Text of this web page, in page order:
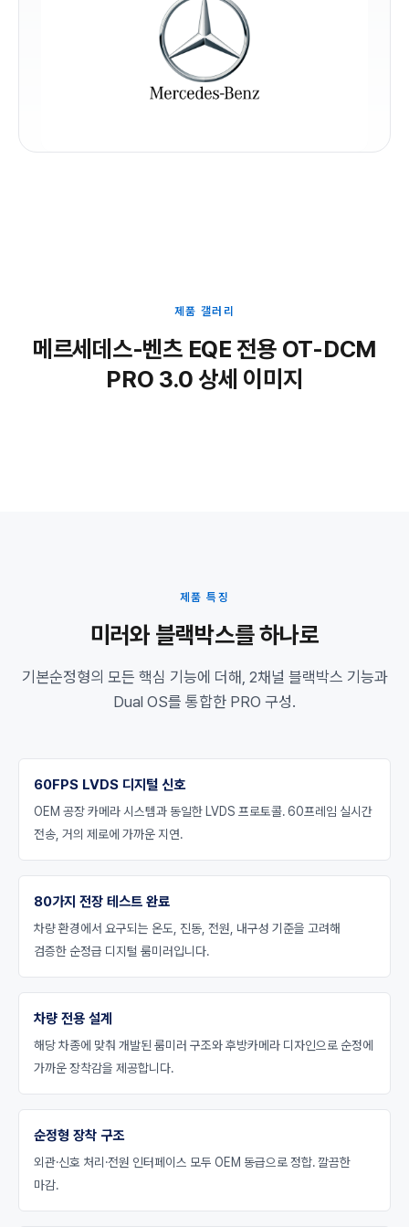
제품 갤러리
메르세데스-벤츠 EQE 전용 OT-DCM
PRO 3.0 상세 이미지
제품 특징
미러와 블랙박스를 하나로
기본순정형의 모든 핵심 기능에 더해, 2채널 블랙박스 기능과
Dual OS를 통합한 PRO 구성.
60FPS LVDS 디지털 신호
OEM 공장 카메라 시스템과 동일한 LVDS 프로토콜. 60프레임 실시간
전송, 거의 제로에 가까운 지연.
80가지 전장 테스트 완료
차량 환경에서 요구되는 온도, 진동, 전원, 내구성 기준을 고려해
검증한 순정급 디지털 룸미러입니다.
차량 전용 설계
해당 차종에 맞춰 개발된 룸미러 구조와 후방카메라 디자인으로 순정에
가까운 장착감을 제공합니다.
순정형 장착 구조
외관·신호 처리·전원 인터페이스 모두 OEM 동급으로 정합. 깔끔한
마감.